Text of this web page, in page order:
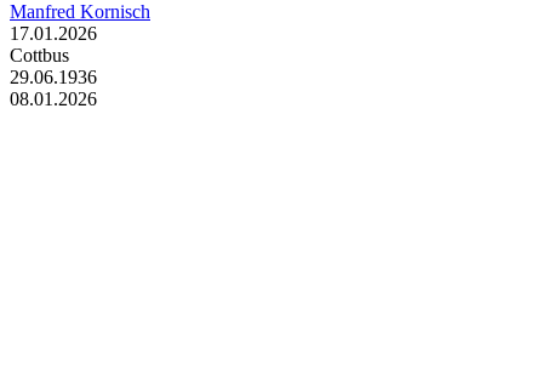
Manfred Kornisch
17.01.2026
Cottbus
29.06.1936
08.01.2026